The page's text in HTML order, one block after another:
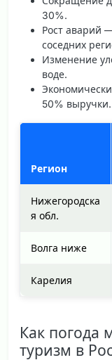
30%.
Рост аварий —
соседних
Изменение
воде.
50% выручки.
Регион
Нижегородска
я обл.
Волга ниже
Карелия
Как погода
туризм в